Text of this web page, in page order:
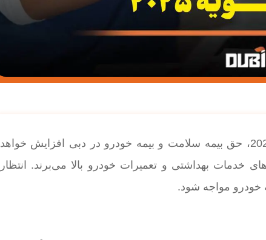
| افزایش حق بیمه در امارات ؛ از ابتدای سال 2025، حق بیمه سلامت و بیمه خودرو در دبی افزایش خواهد
خدمات بهداشتی و تعمیرات خودرو بالا می‌برند. انتظار
خودرو مواجه شود.